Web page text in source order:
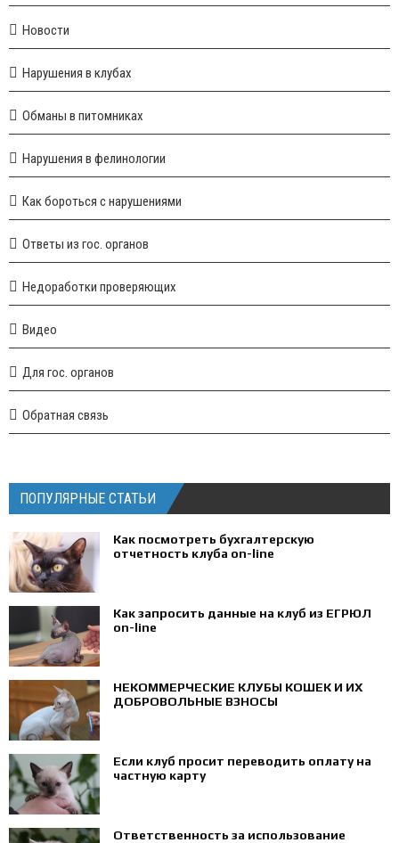
Новости
Нарушения в клубах
Обманы в питомниках
Нарушения в фелинологии
Как бороться с нарушениями
Ответы из гос. органов
Недоработки проверяющих
Видео
Для гос. органов
Обратная связь
ПОПУЛЯРНЫЕ СТАТЬИ
Как посмотреть бухгалтерскую
отчетность клуба on-line
Как запросить данные на клуб из ЕГРЮЛ
on-line
НЕКОММЕРЧЕСКИЕ КЛУБЫ КОШЕК И ИХ
ДОБРОВОЛЬНЫЕ ВЗНОСЫ
Если клуб просит переводить оплату на
частную карту
Ответственность за использование